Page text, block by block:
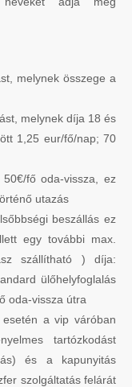
melynek összege a
melynek díja 18 és
1,25 eur/fő/nap; 70
50€/fő oda-vissza, ez
utazás
beszállás ez
egy további max.
szállítható ) díja:
ülőhelyfoglalás
oda-vissza útra
a vip váróban
tartózkodást
és a kapunyitás
szolgáltatás felárát